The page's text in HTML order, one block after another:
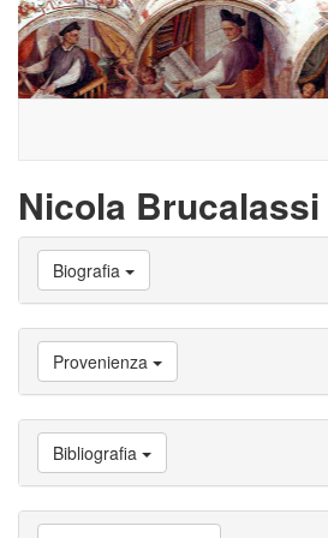
Nicola Brucalassi
Vai
Biografia
Provenienza
Vai
a
Carriera
studente
Vai
a
Biografia
Provenienza
Bibliografia